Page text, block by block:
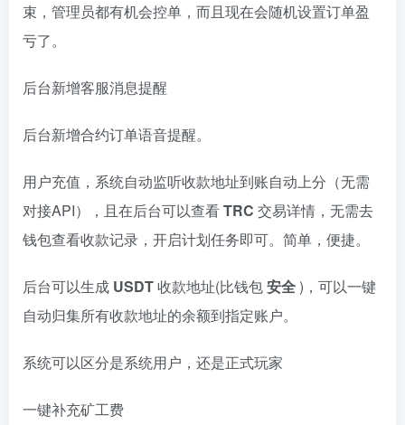
束，管理员都有机会控单，而且现在会随机设置订单盈
亏了。
后台新增客服消息提醒
后台新增合约订单语音提醒。
用户充值，系统自动监听收款地址到账自动上分（无需
对接API），且在后台可以查看TRC 交易详情，无需去
钱包查看收款记录，开启计划任务即可。简单，便捷。
后台可以生成 USDT收款地址(比钱包安全)，可以一键
自动归集所有收款地址的余额到指定账户。
系统可以区分是系统用户，还是正式玩家
一键补充矿工费